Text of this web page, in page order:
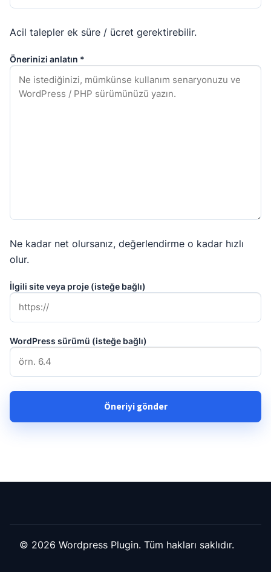
Acil talepler ek süre / ücret gerektirebilir.
Önerinizi anlatın *
Ne kadar net olursanız, değerlendirme o kadar hızlı
olur.
İlgili site veya proje (isteğe bağlı)
WordPress sürümü (isteğe bağlı)
© 2026 Wordpress Plugin. Tüm hakları saklıdır.